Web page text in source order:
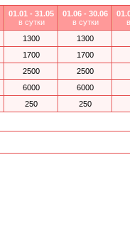
01.01 - 31.05
в сутки
01.06 - 30.06
в сутки
1300 1300
1700 1700
2500 2500
6000 6000
250 250